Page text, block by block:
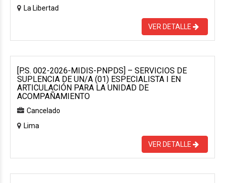
La Libertad
VER DETALLE
[P.S. 002-2026-MIDIS-PNPDS] – SERVICIOS DE
SUPLENCIA DE UN/A (01) ESPECIALISTA I EN
ARTICULACIÓN PARA LA UNIDAD DE
ACOMPAÑAMIENTO
Cancelado
Lima
VER DETALLE